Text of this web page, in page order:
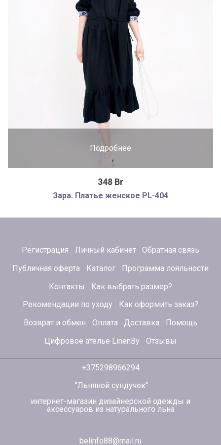
Подробнее
348 Br
Зара. Платье женское PL-404
Регистрация Личный кабинет
Обратная связь
Публичная оферта
Каталог
Программа лояльности
Контакты
Как выбрать размер?
Рекомендации по уходу
Как оформить заказ?
Возврат и обмен
Оплата Доставка
Помощь
Цифровое ателье LinenBy
Отзывы
+375298966294
"Льняной сундучок"
интернет-магазин дизайнерской одежды и
аксессуаров из натурального льна
belinfo88@mail.ru